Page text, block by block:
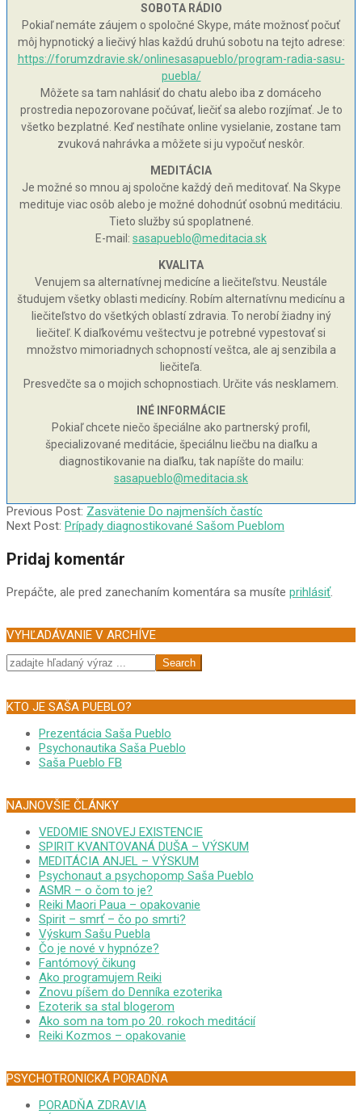
SOBOTA RÁDIO
Pokiaľ nemáte záujem o spoločné Skype, máte možnosť počuť
môj hypnotický a liečivý hlas každú druhú sobotu na tejto adrese:
https://forumzdravie.sk/onlinesasapueblo/program-radia-sasu-
puebla/
Môžete sa tam nahlásiť do chatu alebo iba z domáceho
prostredia nepozorovane počúvať, liečiť sa alebo rozjímať. Je to
všetko bezplatné. Keď nestíhate online vysielanie, zostane tam
zvuková nahrávka a môžete si ju vypočuť neskôr.
MEDITÁCIA
Je možné so mnou aj spoločne každý deň meditovať. Na Skype
medituje viac osôb alebo je možné dohodnúť osobnú meditáciu.
Tieto služby sú spoplatnené.
E-mail: sasapueblo@meditacia.sk
KVALITA
Venujem sa alternatívnej medicíne a liečiteľstvu. Neustále
študujem všetky oblasti medicíny. Robím alternatívnu medicínu a
liečiteľstvo do všetkých oblastí zdravia. To nerobí žiadny iný
liečiteľ. K diaľkovému veštectvu je potrebné vypestovať si
množstvo mimoriadnych schopností veštca, ale aj senzibila a
liečiteľa.
Presvedčte sa o mojich schopnostiach. Určite vás nesklamem.
INÉ INFORMÁCIE
Pokiaľ chcete niečo špeciálne ako partnerský profil,
špecializované meditácie, špeciálnu liečbu na diaľku a
diagnostikovanie na diaľku, tak napíšte do mailu:
sasapueblo@meditacia.sk
2010-
02-
Previous Post: Zasvätenie Do najmenších častíc
Next Post: Prípady diagnostikované Sašom Pueblom
Pridaj komentár
Prepáčte, ale pred zanechaním komentára sa musíte prihlásiť.
VYHĽADÁVANIE V ARCHÍVE
Search
KTO JE SAŠA PUEBLO?
Prezentácia Saša Pueblo
Psychonautika Saša Pueblo
Saša Pueblo FB
NAJNOVŠIE ČLÁNKY
VEDOMIE SNOVEJ EXISTENCIE
SPIRIT KVANTOVANÁ DUŠA – VÝSKUM
MEDITÁCIA ANJEL – VÝSKUM
Psychonaut a psychopomp Saša Pueblo
ASMR – o čom to je?
Reiki Maori Paua – opakovanie
Spirit – smrť – čo po smrti?
Výskum Sašu Puebla
Čo je nové v hypnóze?
Fantómový čikung
Ako programujem Reiki
Znovu píšem do Denníka ezoterika
Ezoterik sa stal blogerom
Ako som na tom po 20. rokoch meditácií
Reiki Kozmos – opakovanie
PSYCHOTRONICKÁ PORADŇA
PORADŇA ZDRAVIA